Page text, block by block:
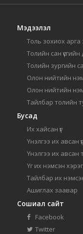
Мэдээлэл
Толь зохиох арга
Толийн сан
Толийн зургийн
Олон нийтийн
Олон нийтийн
Тайлбар толийн
Бусад
Их хайсан үг
Үнэлгээ их авсан үг
Үнэлгээ их авсан
Үг их нэмсэн
Тайлбар их
Ашиглах заавар
Сошиал сайт
Facebook
Twitter